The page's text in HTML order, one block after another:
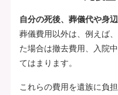
自分の死後、葬儀代や身
葬儀費用以外は、例えば
た場合は撤去費用、入院
てはまります。
これらの費用を遺族に負